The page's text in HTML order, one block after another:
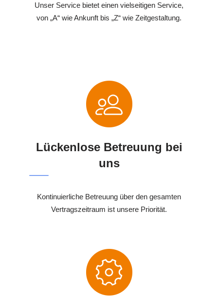
Unser Service bietet einen vielseitigen Service,
von „A“ wie Ankunft bis „Z“ wie Zeitgestaltung.
Lückenlose Betreuung bei
uns
Kontinuierliche Betreuung über den gesamten
Vertragszeitraum ist unsere Priorität.